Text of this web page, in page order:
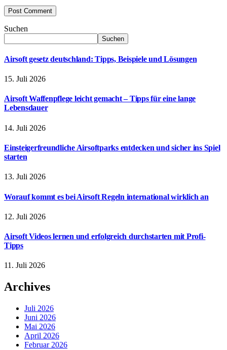
Suchen
Suchen
Airsoft gesetz deutschland: Tipps, Beispiele und Lösungen
15. Juli 2026
Airsoft Waffenpflege leicht gemacht – Tipps für eine lange
Lebensdauer
14. Juli 2026
Einsteigerfreundliche Airsoftparks entdecken und sicher ins Spiel
starten
13. Juli 2026
Worauf kommt es bei Airsoft Regeln international wirklich an
12. Juli 2026
Airsoft Videos lernen und erfolgreich durchstarten mit Profi-
Tipps
11. Juli 2026
Archives
Juli 2026
Juni 2026
Mai 2026
April 2026
Februar 2026